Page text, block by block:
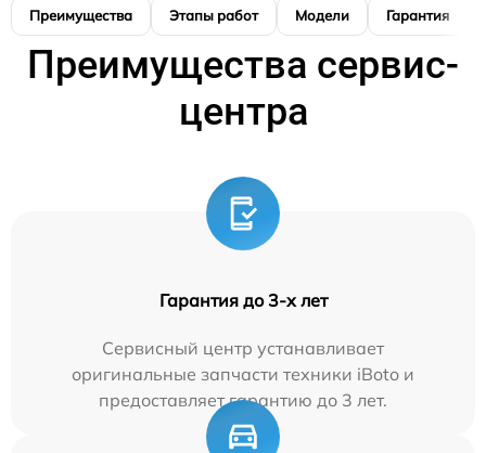
Преимущества Этапы работ Модели Гарантия
Преимущества сервис-
центра
Гарантия до 3-х лет
Сервисный центр устанавливает
оригинальные запчасти техники iBoto и
предоставляет гарантию до 3 лет.